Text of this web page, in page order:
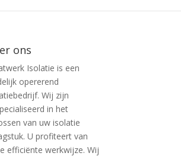
ons
Isolatie is een
opererend
Wij zijn
in het
van uw isolatie
U profiteert van
efficiënte werkwijze. Wij